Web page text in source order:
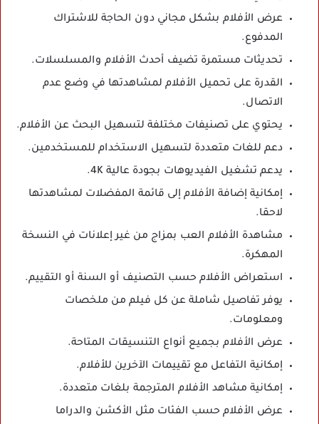
عرض الأفلام بشكل مجاني دون الحاجة للاشتراك
المدفوع.
تحديثات مستمرة تضيف أحدث الأفلام والمسلسلات.
القدرة على تحميل الأفلام لمشاهدتها في وضع عدم
الاتصال.
يحتوي على تصنيفات مختلفة لتسهيل البحث عن الأفلام.
دعم للغات متعددة لتسهيل الاستخدام للمستخدمين.
يدعم تشغيل الفيديوهات بجودة عالية 4K.
إمكانية إضافة الأفلام إلى قائمة المفضلات لمشاهدتها
لاحقا.
مشاهدة الأفلام العب بمزاج من غير إعلانات في النسخة
المهكرة.
استعراض الأفلام حسب التصنيف أو السنة أو التقييم.
يوفر تفاصيل شاملة عن كل فيلم من ملخصات
ومعلومات.
عرض الأفلام بجميع أنواع التنسيقات المتاحة.
إمكانية التفاعل مع تقييمات الآخرين للأفلام.
إمكانية مشاهد الأفلام المترجمة بلغات متعددة.
عرض الأفلام حسب الفئات مثل الأكشن والدراما